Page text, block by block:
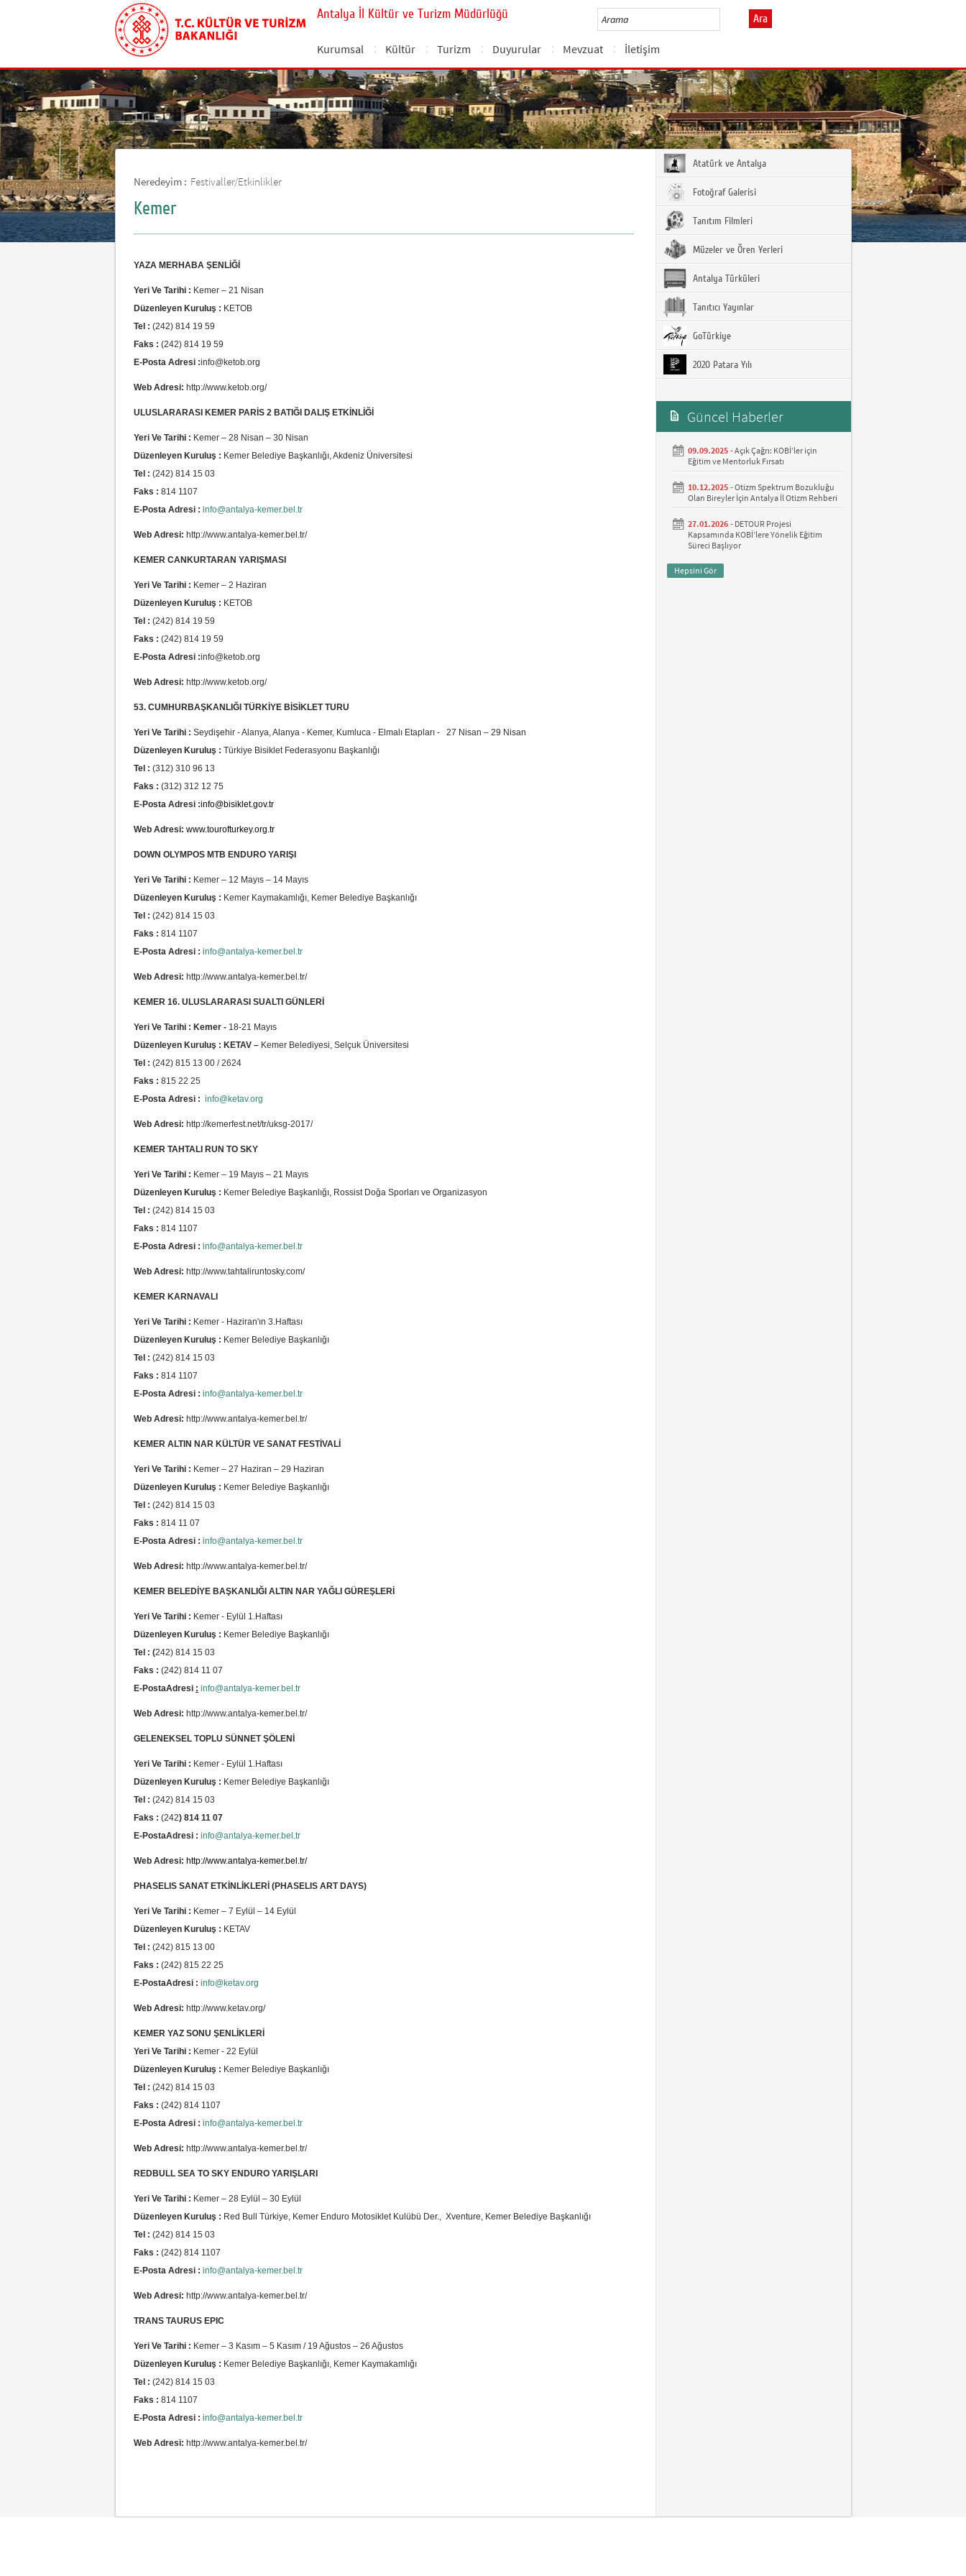
Antalya İl Kültür ve Turizm Müdürlüğü Ara
Kurumsal Kültür Turizm Duyurular Mevzuat İletişim
Neredeyim : Festivaller/Etkinlikler
Kemer
YAZA MERHABA ŞENLİĞİ
Yeri Ve Tarihi : Kemer – 21 Nisan
Düzenleyen Kuruluş : KETOB
Tel : (242) 814 19 59
Faks : (242) 814 19 59
E-Posta Adresi :info@ketob.org
Web Adresi: http://www.ketob.org/
ULUSLARARASI KEMER PARİS 2 BATIĞI DALIŞ ETKİNLİĞİ
Yeri Ve Tarihi : Kemer – 28 Nisan – 30 Nisan
Düzenleyen Kuruluş : Kemer Belediye Başkanlığı, Akdeniz Üniversitesi
Tel : (242) 814 15 03
Faks : 814 1107
E-Posta Adresi : info@antalya-kemer.bel.tr
Web Adresi: http://www.antalya-kemer.bel.tr/
KEMER CANKURTARAN YARIŞMASI
Yeri Ve Tarihi : Kemer – 2 Haziran
Düzenleyen Kuruluş : KETOB
Tel : (242) 814 19 59
Faks : (242) 814 19 59
E-Posta Adresi :info@ketob.org
Web Adresi: http://www.ketob.org/
53. CUMHURBAŞKANLIĞI TÜRKİYE BİSİKLET TURU
Yeri Ve Tarihi : Seydişehir - Alanya, Alanya - Kemer, Kumluca - Elmalı Etapları -
27 Nisan – 29 Nisan
Düzenleyen Kuruluş : Türkiye Bisiklet Federasyonu Başkanlığı
Tel : (312) 310 96 13
Faks : (312) 312 12 75
E-Posta Adresi :info@bisiklet.gov.tr
Web Adresi: www.tourofturkey.org.tr
DOWN OLYMPOS MTB ENDURO YARIŞI
Yeri Ve Tarihi : Kemer – 12 Mayıs – 14 Mayıs
Düzenleyen Kuruluş : Kemer Kaymakamlığı, Kemer Belediye Başkanlığı
Tel : (242) 814 15 03
Faks : 814 1107
E-Posta Adresi : info@antalya-kemer.bel.tr
Web Adresi: http://www.antalya-kemer.bel.tr/
KEMER 16. ULUSLARARASI SUALTI GÜNLERİ
Yeri Ve Tarihi : Kemer - 18-21 Mayıs
Düzenleyen Kuruluş : KETAV – Kemer Belediyesi, Selçuk Üniversitesi
Tel : (242) 815 13 00 / 2624
Faks : 815 22 25
E-Posta Adresi : info@ketav.org
Web Adresi: http://kemerfest.net/tr/uksg-2017/
KEMER TAHTALI RUN TO SKY
Yeri Ve Tarihi : Kemer – 19 Mayıs – 21 Mayıs
Düzenleyen Kuruluş : Kemer Belediye Başkanlığı, Rossist Doğa Sporları ve Organizasyon
Tel : (242) 814 15 03
Faks : 814 1107
E-Posta Adresi : info@antalya-kemer.bel.tr
Web Adresi: http://www.tahtaliruntosky.com/
KEMER KARNAVALI
Yeri Ve Tarihi : Kemer - Haziran'ın 3.Haftası
Düzenleyen Kuruluş : Kemer Belediye Başkanlığı
Tel : (242) 814 15 03
Faks : 814 1107
E-Posta Adresi : info@antalya-kemer.bel.tr
Web Adresi: http://www.antalya-kemer.bel.tr/
KEMER ALTIN NAR KÜLTÜR VE SANAT FESTİVALİ
Yeri Ve Tarihi : Kemer – 27 Haziran – 29 Haziran
Düzenleyen Kuruluş : Kemer Belediye Başkanlığı
Tel : (242) 814 15 03
Faks : 814 11 07
E-Posta Adresi : info@antalya-kemer.bel.tr
Web Adresi: http://www.antalya-kemer.bel.tr/
KEMER BELEDİYE BAŞKANLIĞI ALTIN NAR YAĞLI GÜREŞLERİ
Yeri Ve Tarihi : Kemer - Eylül 1.Haftası
Düzenleyen Kuruluş : Kemer Belediye Başkanlığı
Tel : (242) 814 15 03
Faks : (242) 814 11 07
E-PostaAdresi : info@antalya-kemer.bel.tr
Web Adresi: http://www.antalya-kemer.bel.tr/
GELENEKSEL TOPLU SÜNNET ŞÖLENİ
Yeri Ve Tarihi : Kemer - Eylül 1.Haftası
Düzenleyen Kuruluş : Kemer Belediye Başkanlığı
Tel : (242) 814 15 03
Faks : (242) 814 11 07
E-PostaAdresi : info@antalya-kemer.bel.tr
Web Adresi: http://www.antalya-kemer.bel.tr/
PHASELIS SANAT ETKİNLİKLERİ (PHASELIS ART DAYS)
Yeri Ve Tarihi : Kemer – 7 Eylül – 14 Eylül
Düzenleyen Kuruluş : KETAV
Tel : (242) 815 13 00
Faks : (242) 815 22 25
E-PostaAdresi : info@ketav.org
Web Adresi: http://www.ketav.org/
KEMER YAZ SONU ŞENLİKLERİ
Yeri Ve Tarihi : Kemer - 22 Eylül
Düzenleyen Kuruluş : Kemer Belediye Başkanlığı
Tel : (242) 814 15 03
Faks : (242) 814 1107
E-Posta Adresi : info@antalya-kemer.bel.tr
Web Adresi: http://www.antalya-kemer.bel.tr/
REDBULL SEA TO SKY ENDURO YARIŞLARI
Yeri Ve Tarihi : Kemer – 28 Eylül – 30 Eylül
Düzenleyen Kuruluş : Red Bull Türkiye, Kemer Enduro Motosiklet Kulübü Der., Xventure, Kemer Belediye Başkanlığı
Tel : (242) 814 15 03
Faks : (242) 814 1107
E-Posta Adresi : info@antalya-kemer.bel.tr
Web Adresi: http://www.antalya-kemer.bel.tr/
TRANS TAURUS EPIC
Yeri Ve Tarihi : Kemer – 3 Kasım – 5 Kasım / 19 Ağustos – 26 Ağustos
Düzenleyen Kuruluş : Kemer Belediye Başkanlığı, Kemer Kaymakamlığı
Tel : (242) 814 15 03
Faks : 814 1107
E-Posta Adresi : info@antalya-kemer.bel.tr
Web Adresi: http://www.antalya-kemer.bel.tr/
Atatürk ve Antalya
Fotoğraf Galerisi
Tanıtım Filmleri
Müzeler ve Ören Yerleri
Antalya Türküleri
Tanıtıcı Yayınlar
GoTürkiye
2020 Patara Yılı
Güncel Haberler
09.09.2025 -Açık Çağrı: KOBİ’ler için
Eğitim ve Mentorluk Fırsatı
10.12.2025 -Otizm Spektrum Bozukluğu
Olan Bireyler İçin Antalya İl Otizm Rehberi
27.01.2026 - DETOUR Projesi
Kapsamında KOBİ’lere Yönelik Eğitim
Süreci Başlıyor
Hepsini Gör